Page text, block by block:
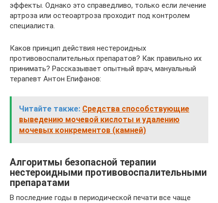
эффекты. Однако это справедливо, только если лечение
артроза или остеоартроза проходит под контролем
специалиста.
Каков принцип действия нестероидных
противовоспалительных препаратов? Как правильно их
принимать? Рассказывает опытный врач, мануальный
терапевт Антон Епифанов:
Читайте также: Средства способствующие
выведению мочевой кислоты и удалению
мочевых конкрементов (камней)
Алгоритмы безопасной терапии
нестероидными противовоспалительными
препаратами
В последние годы в периодической печати все чаще